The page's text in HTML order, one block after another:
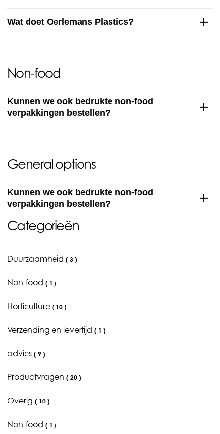
Categorieën
Duurzaamheid ( 3 )
Non-food ( 1 )
Horticulture ( 10 )
Verzending en levertijd ( 1 )
advies ( 9 )
Productvragen ( 20 )
Overig ( 10 )
Non-food ( 1 )
Wat doet Oerlemans Plastics?
Non-food
Kunnen we ook bedrukte non-food
verpakkingen bestellen?
General options
Kunnen we ook bedrukte non-food
verpakkingen bestellen?